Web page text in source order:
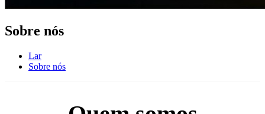
Sobre nós
Lar
Sobre nós